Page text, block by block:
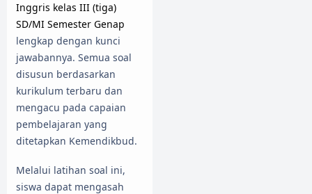
Inggris kelas III (tiga)
SD/MI Semester Genap
lengkap dengan kunci
jawabannya. Semua soal
disusun berdasarkan
kurikulum terbaru dan
mengacu pada capaian
pembelajaran yang
ditetapkan Kemendikbud.
Melalui latihan soal ini,
siswa dapat mengasah